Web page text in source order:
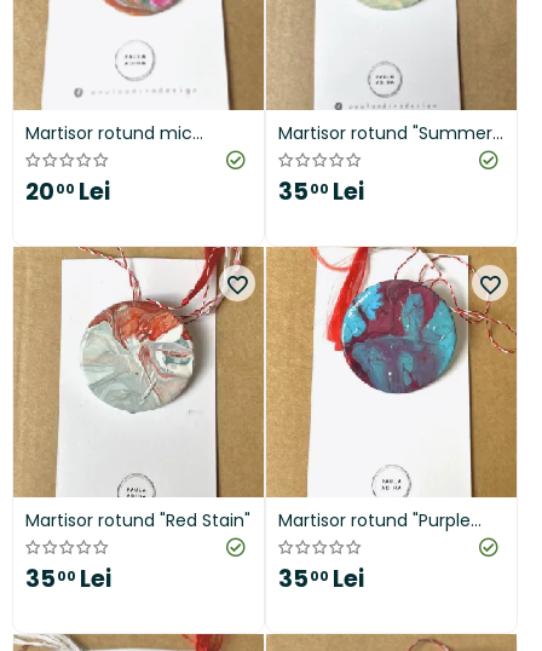
Martisor rotund mic
"Flower Bouquet"
2000 Lei
Martisor rotund "Summer
Skies"
3500 Lei
Martisor rotund "Red Stain"
3500 Lei
Martisor rotund "Purple
and Blue"
3500 Lei